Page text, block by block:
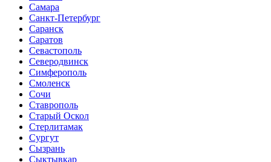
Самара
Санкт-Петербург
Саранск
Саратов
Севастополь
Северодвинск
Симферополь
Смоленск
Сочи
Ставрополь
Старый Оскол
Стерлитамак
Сургут
Сызрань
Сыктывкар